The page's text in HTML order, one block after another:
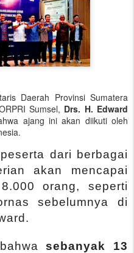
Daerah Provinsi Sumatera
Sumsel, Drs. H. Edward
ajang ini akan diikuti oleh
dari berbagai
akan mencapai
orang, seperti
sebelumnya di
sebanyak 13